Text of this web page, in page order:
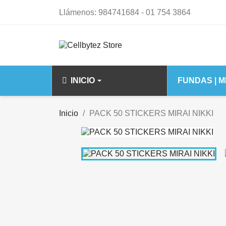
Llámenos: 984741684 - 01 754 3864
INICIO
IPHONE 14
IPHONE 14
FUNDAS |
Inicio PACK 50 STICKERS MIRAI NIKKI